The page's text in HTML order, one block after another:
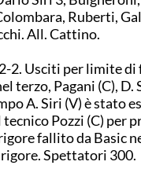
Ruberti,
All. Cattino.
2. Usciti per limite
terzo, Pagani (C), D.
A. Siri (V) è stato
Pozzi (C) per
fallito da Basic
Spettatori 300.